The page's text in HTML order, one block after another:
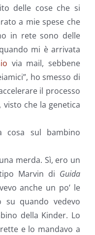
delle cose che si
a mie spese che
in rete sono delle
mi è arrivata
via mail, sebbene
ho smesso di
il processo
che la genetica
cosa sul bambino
merda. Sì, ero un
Marvin di Guida
anche un po’ le
su quando vedevo
della Kinder. Lo
e lo mandavo a